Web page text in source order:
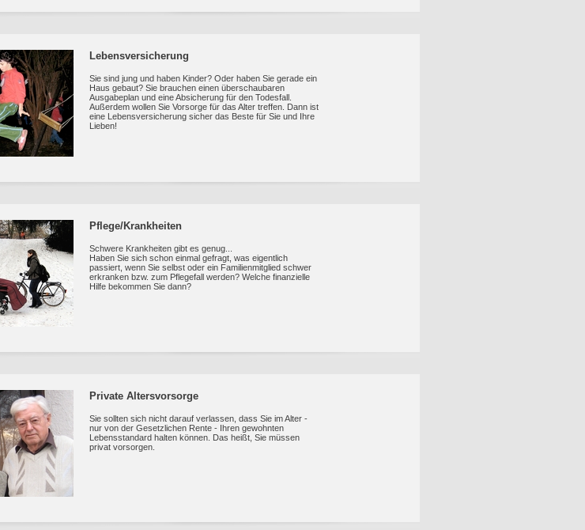
Lebensversicherung
Sie sind jung und haben Kinder? Oder haben Sie gerade ein
Haus gebaut? Sie brauchen einen überschaubaren
Ausgabeplan und eine Absicherung für den Todesfall.
Außerdem wollen Sie Vorsorge für das Alter treffen. Dann ist
eine Lebensversicherung sicher das Beste für Sie und Ihre
Lieben!
Pflege/Krankheiten
Schwere Krankheiten gibt es genug...
Haben Sie sich schon einmal gefragt, was eigentlich
passiert, wenn Sie selbst oder ein Familienmitglied schwer
erkranken bzw. zum Pflegefall werden? Welche finanzielle
Hilfe bekommen Sie dann?
Private Altersvorsorge
Sie sollten sich nicht darauf verlassen, dass Sie im Alter -
nur von der Gesetzlichen Rente - Ihren gewohnten
Lebensstandard halten können. Das heißt, Sie müssen
privat vorsorgen.